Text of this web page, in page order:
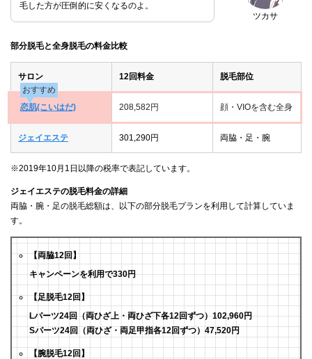
ツカサ
毛した方が圧倒的に安くなるのよ。
部分脱毛と全身脱毛の料金比較
サロン 12回料金
脱毛部位
おすすめ
恋肌(こいはだ)
208,582円 顔・VIOを含む全身
ジェイエステ 301,290円 両脇・足・腕
※2019年10月1日以降の税率で表記しています。
ジェイエステの脱毛料金の詳細
両脇・腕・足の脱毛総額は、以下の部分脱毛プランを利用して計算していま
す。
【両脇12回】
キャンペーンを利用で330円
【足脱毛12回】
Lパーツ24回（両ひざ上・両ひざ下各12回ずつ）102,960円
Sパーツ24回（両ひざ・両足甲指各12回ずつ）47,520円
【腕脱毛12回】